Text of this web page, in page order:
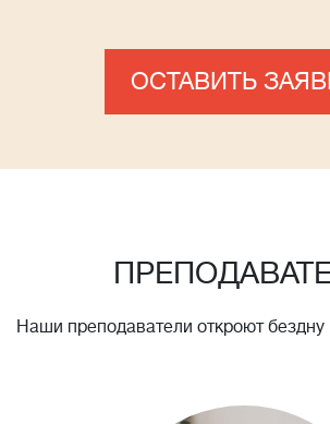
ОСТАВИТЬ
Наши преподаватели откроют бездну